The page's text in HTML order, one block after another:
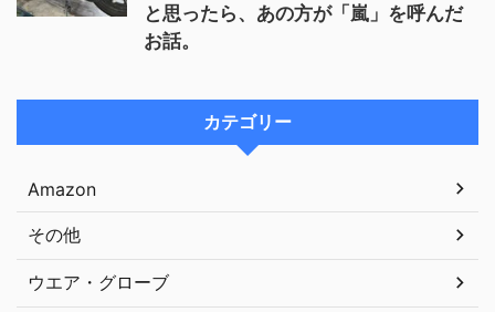
と思ったら、あの方が「嵐」を呼んだ
お話。
カテゴリー
Amazon
その他
ウエア・グローブ